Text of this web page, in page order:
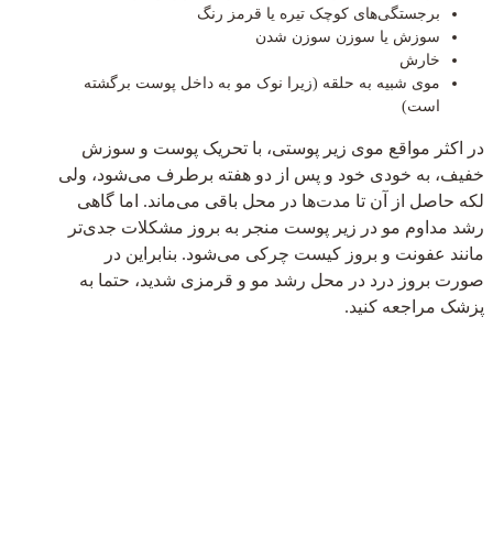
برجستگی‌های کوچک تیره یا قرمز رنگ
سوزش یا سوزن سوزن شدن
خارش
موی شبیه به حلقه (زیرا نوک مو به داخل پوست برگشته
است)
در اکثر مواقع موی زیر پوستی، با تحریک پوست و سوزش
خفیف، به خودی خود و پس از دو هفته برطرف می‌شود، ولی
لکه حاصل از آن تا مدت‌ها در محل باقی می‌ماند. اما گاهی
رشد مداوم مو در زیر پوست منجر به بروز مشکلات جدی‌تر
مانند عفونت و بروز کیست چرکی می‌شود. بنابراین در
صورت بروز درد در محل رشد مو و قرمزی شدید، حتما به
پزشک مراجعه کنید.